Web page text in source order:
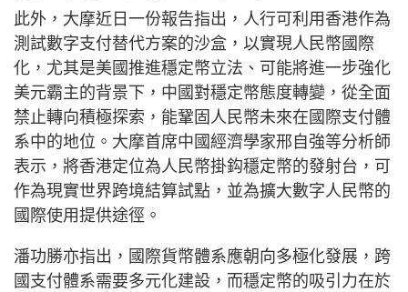
此外，大摩近日一份報告指出，人行可利用香港作為
測試數字支付替代方案的沙盒，以實現人民幣國際
化，尤其是美國推進穩定幣立法、可能將進一步強化
美元霸主的背景下，中國對穩定幣態度轉變，從全面
禁止轉向積極探索，能鞏固人民幣未來在國際支付體
系中的地位。大摩首席中國經濟學家邢自強等分析師
表示，將香港定位為人民幣掛鈎穩定幣的發射台，可
作為現實世界跨境結算試點，並為擴大數字人民幣的
國際使用提供途徑。
潘功勝亦指出，國際貨幣體系應朝向多極化發展，跨
國支付體系需要多元化建設，而穩定幣的吸引力在於